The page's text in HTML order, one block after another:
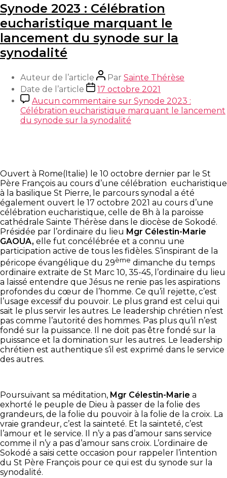
Synode 2023 : Célébration
eucharistique marquant le
lancement du synode sur la
synodalité
Auteur de l’article Par Sainte Thérèse
Date de l’article
17 octobre 2021
Aucun commentaire sur Synode 2023 :
Célébration eucharistique marquant le lancement
du synode sur la synodalité
Ouvert à Rome(Italie) le 10 octobre dernier par le St
Père François au cours d’une célébration eucharistique
à la basilique St Pierre, le parcours synodal a été
également ouvert le 17 octobre 2021 au cours d’une
célébration eucharistique, celle de 8h à la paroisse
cathédrale Sainte Thérèse dans le diocèse de Sokodé.
Présidée par l’ordinaire du lieu Mgr Célestin-Marie
GAOUA, elle fut concélébrée et a connu une
participation active de tous les fidèles. S’inspirant de la
péricope évangélique du 29ème dimanche du temps
ordinaire extraite de St Marc 10, 35-45, l’ordinaire du lieu
a laissé entendre que Jésus ne renie pas les aspirations
profondes du cœur de l’homme. Ce qu’il rejette, c’est
l’usage excessif du pouvoir. Le plus grand est celui qui
sait le plus servir les autres. Le leadership chrétien n’est
pas comme l’autorité des hommes. Pas plus qu’il n’est
fondé sur la puissance. Il ne doit pas être fondé sur la
puissance et la domination sur les autres. Le leadership
chrétien est authentique s’il est exprimé dans le service
des autres.
Poursuivant sa méditation, Mgr Célestin-Marie a
exhorté le peuple de Dieu à passer de la folie des
grandeurs, de la folie du pouvoir à la folie de la croix. La
vraie grandeur, c’est la sainteté. Et la sainteté, c’est
l’amour et le service. Il n’y a pas d’amour sans service
comme il n’y a pas d’amour sans croix. L’ordinaire de
Sokodé a saisi cette occasion pour rappeler l’intention
du St Père François pour ce qui est du synode sur la
synodalité.